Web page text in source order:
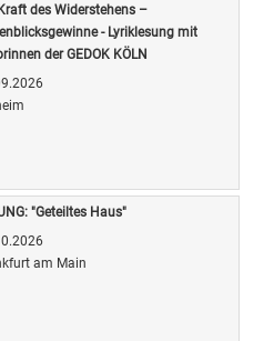
des Widerstehens –
- Lyriklesung mit
der GEDOK KÖLN
"Geteiltes Haus"
am Main